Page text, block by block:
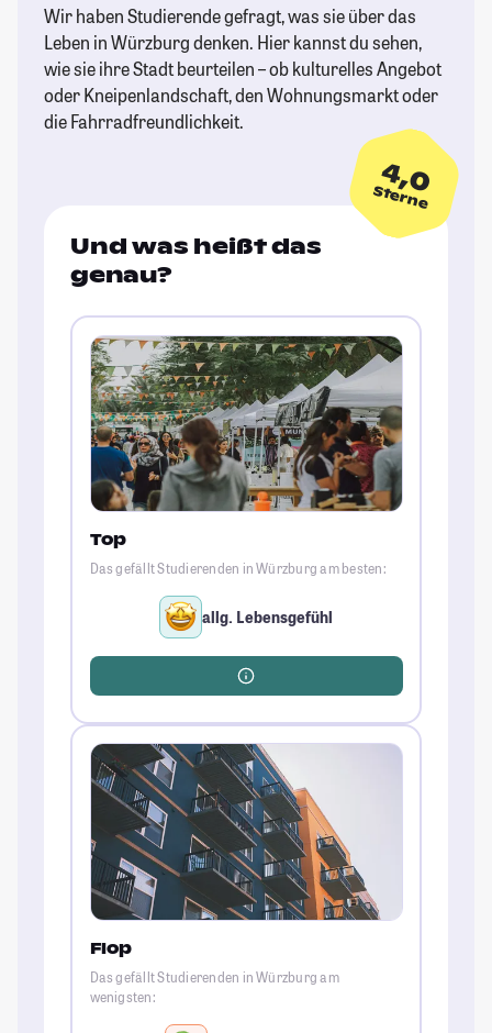
Wir haben Studierende gefragt, was sie über das
Leben in Würzburg denken. Hier kannst du sehen,
wie sie ihre Stadt beurteilen – ob kulturelles Angebot
oder Kneipenlandschaft, den Wohnungsmarkt oder
die Fahrradfreundlichkeit.
4,0
Sterne
Und was heißt das
genau?
Top
Das gefällt Studierenden in Würzburg am besten:
allg. Lebensgefühl
Flop
Das gefällt Studierenden in Würzburg am
wenigsten: